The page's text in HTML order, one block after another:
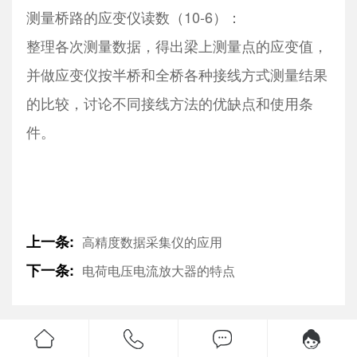
测量桥路的应变仪读数（10-6）：
整理各次测量数据，得出梁上测量点的应变值，
并做应变仪按半桥和全桥各种接线方式测量结果
的比较，讨论不同接线方法的优缺点和使用条
件。
上一条: 高精度数据采集仪的应用
下一条: 电荷电压电流放大器的特点